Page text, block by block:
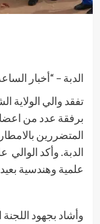
الدبة – “أخبار
تفقد والي الولاية
برفقة عدد من
المتضررين
الدبة. وأكد
علمية وهندسية
وأشاد بجهود